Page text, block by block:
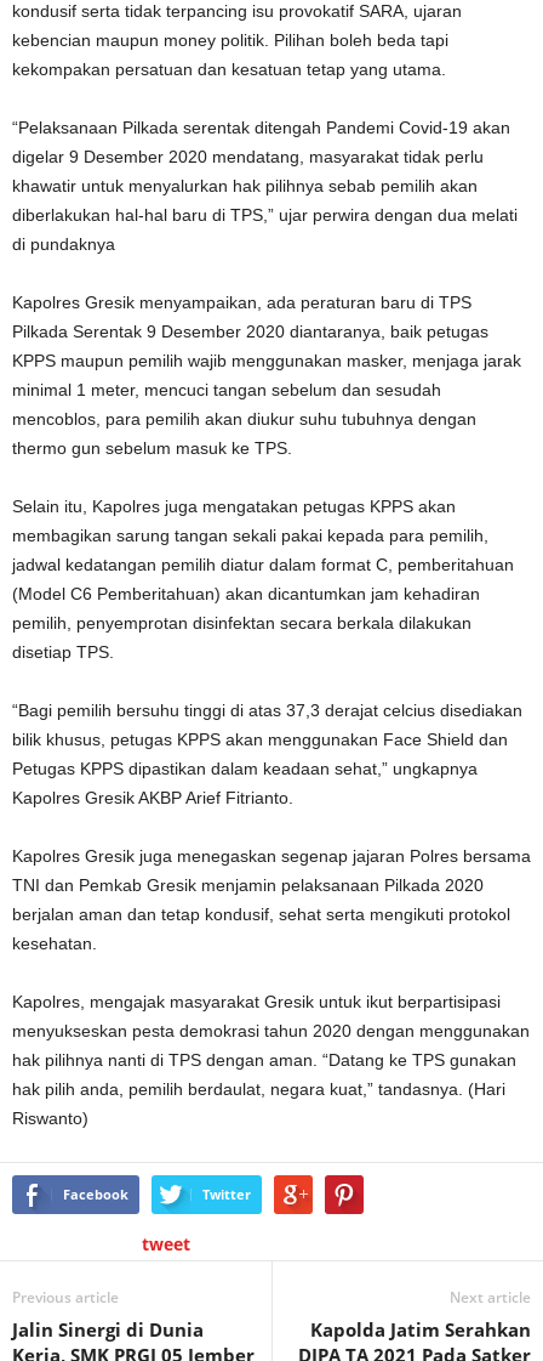
kondusif serta tidak terpancing isu provokatif SARA, ujaran
kebencian maupun money politik. Pilihan boleh beda tapi
kekompakan persatuan dan kesatuan tetap yang utama.
“Pelaksanaan Pilkada serentak ditengah Pandemi Covid-19 akan
digelar 9 Desember 2020 mendatang, masyarakat tidak perlu
khawatir untuk menyalurkan hak pilihnya sebab pemilih akan
diberlakukan hal-hal baru di TPS,” ujar perwira dengan dua melati
di pundaknya
Kapolres Gresik menyampaikan, ada peraturan baru di TPS
Pilkada Serentak 9 Desember 2020 diantaranya, baik petugas
KPPS maupun pemilih wajib menggunakan masker, menjaga jarak
minimal 1 meter, mencuci tangan sebelum dan sesudah
mencoblos, para pemilih akan diukur suhu tubuhnya dengan
thermo gun sebelum masuk ke TPS.
Selain itu, Kapolres juga mengatakan petugas KPPS akan
membagikan sarung tangan sekali pakai kepada para pemilih,
jadwal kedatangan pemilih diatur dalam format C, pemberitahuan
(Model C6 Pemberitahuan) akan dicantumkan jam kehadiran
pemilih, penyemprotan disinfektan secara berkala dilakukan
disetiap TPS.
“Bagi pemilih bersuhu tinggi di atas 37,3 derajat celcius disediakan
bilik khusus, petugas KPPS akan menggunakan Face Shield dan
Petugas KPPS dipastikan dalam keadaan sehat,” ungkapnya
Kapolres Gresik AKBP Arief Fitrianto.
Kapolres Gresik juga menegaskan segenap jajaran Polres bersama
TNI dan Pemkab Gresik menjamin pelaksanaan Pilkada 2020
berjalan aman dan tetap kondusif, sehat serta mengikuti protokol
kesehatan.
Kapolres, mengajak masyarakat Gresik untuk ikut berpartisipasi
menyukseskan pesta demokrasi tahun 2020 dengan menggunakan
hak pilihnya nanti di TPS dengan aman. “Datang ke TPS gunakan
hak pilih anda, pemilih berdaulat, negara kuat,” tandasnya. (Hari
Riswanto)
Facebook Twitter
tweet
Previous article
Jalin Sinergi di Dunia
Kerja, SMK PRGI 05 Jember
Next article
Kapolda Jatim Serahkan
DIPA TA 2021 Pada Satker